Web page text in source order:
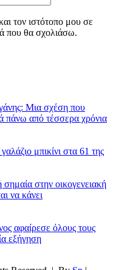
τον ιστότοπο μου σε
που θα σχολιάσω.
Μια σχέση που
πάνω από τέσσερα χρόνια
μπικίνι στα 61 της
στην οικογενειακή
να κάνει
αφαίρεσε όλους τους
εξήγηση